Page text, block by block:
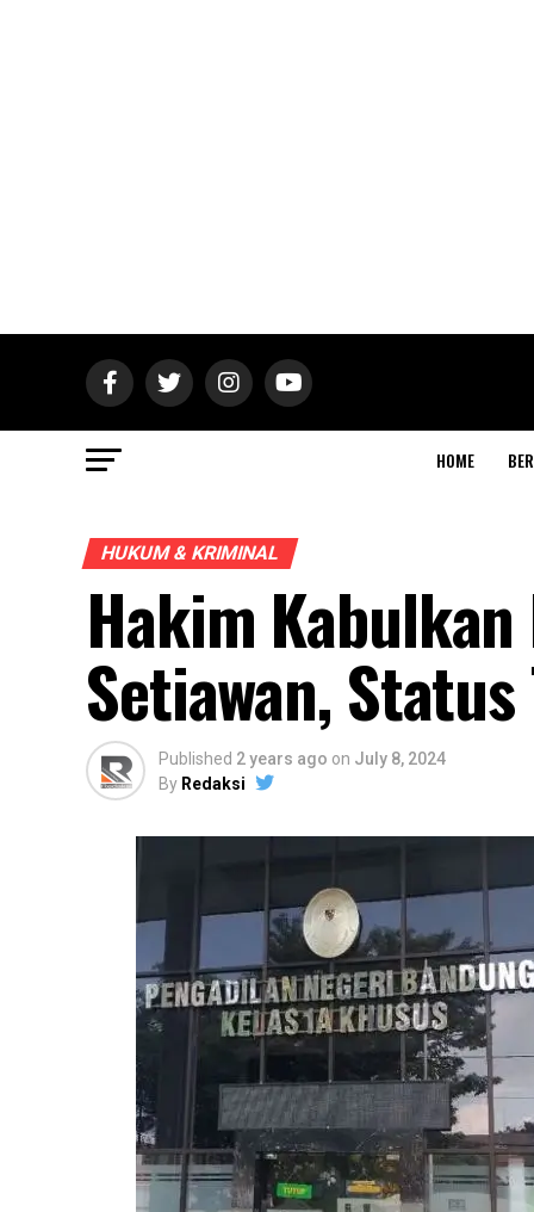
HOME
HUKUM & KRIMINAL
Hakim
Setiawan,
Published 2 years ago on July 8, 2024
By Redaksi